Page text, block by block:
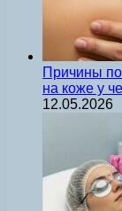
Причины
на коже у
12.05.2026